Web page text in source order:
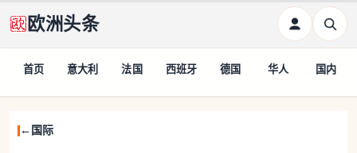
欧洲头条
首页 意大利 法国 西班牙 德国 华人 国内
国际